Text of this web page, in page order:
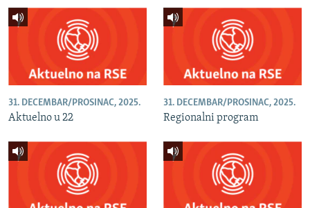
31. DECEMBAR/PROSINAC, 2025.
Aktuelno u 22
31. DECEMBAR/PROSINAC, 2025.
Regionalni program